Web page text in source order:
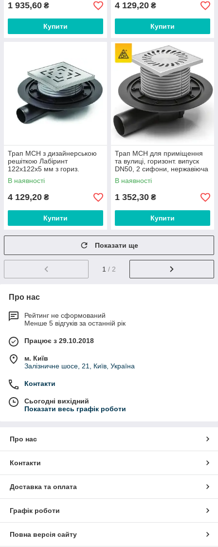
1 935,60 ₴
Купити
4 129,20 ₴
Купити
Трап МСН з дизайнерською
решіткою Лабіринт
122x122х5 мм з гориз.
підключенням DN50 арт. L
382 NА
В наявності
4 129,20 ₴
Купити
Трап MCH для приміщення
та вулиці, горизонт. випуск
DN50, 2 сифони, нержавіюча
решітка 122х122 мм арт.
381А
В наявності
1 352,30 ₴
Купити
Показати ще
1 / 2
Про нас
Рейтинг не сформований
Менше 5 відгуків за останній рік
Працює з 29.10.2018
м. Київ
Залізничне шосе, 21, Київ, Україна
Контакти
Сьогодні вихідний
Показати весь графік роботи
Про нас
Контакти
Доставка та оплата
Графік роботи
Повна версія сайту